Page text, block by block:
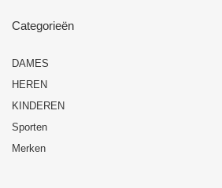
Categorieën
DAMES
HEREN
KINDEREN
Sporten
Merken